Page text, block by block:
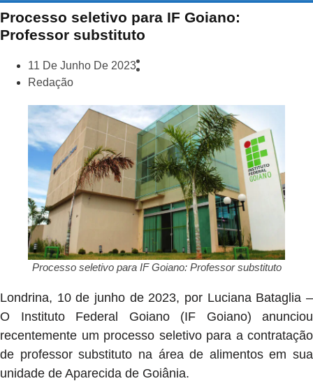
Processo seletivo para IF Goiano:
Professor substituto
11 De Junho De 2023
Redação
Processo seletivo para IF Goiano: Professor substituto
Londrina, 10 de junho de 2023, por Luciana Bataglia –
O Instituto Federal Goiano (IF Goiano) anunciou
recentemente um processo seletivo para a contratação
de professor substituto na área de alimentos em sua
unidade de Aparecida de Goiânia.